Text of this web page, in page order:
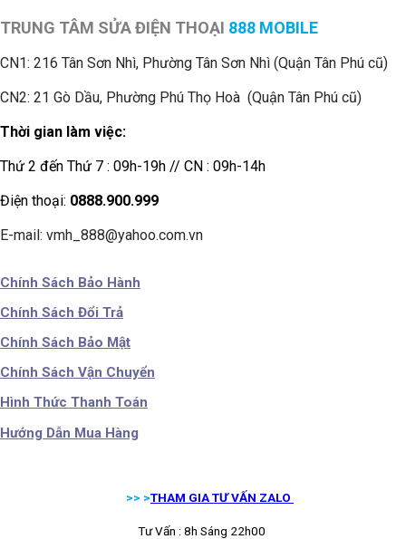
TRUNG TÂM SỬA ĐIỆN THOẠI 888 MOBILE
CN1: 216 Tân Sơn Nhì, Phường Tân Sơn Nhì (Quận Tân Phú cũ)
CN2: 21 Gò Dầu, Phường Phú Thọ Hoà (Quận Tân Phú cũ)
Thời gian làm việc:
Thứ 2 đến Thứ 7 : 09h-19h // CN : 09h-14h
Điện thoại: 0888.900.999
E-mail: vmh_888@yahoo.com.vn
Chính Sách Bảo Hành
Chính Sách Đổi Trả
Chính Sách Bảo Mật
Chính Sách Vận Chuyển
Hình Thức Thanh Toán
Hướng Dẫn Mua Hàng
>> >THAM GIA TƯ VẤN ZALO
Tư Vấn : 8h Sáng 22h00